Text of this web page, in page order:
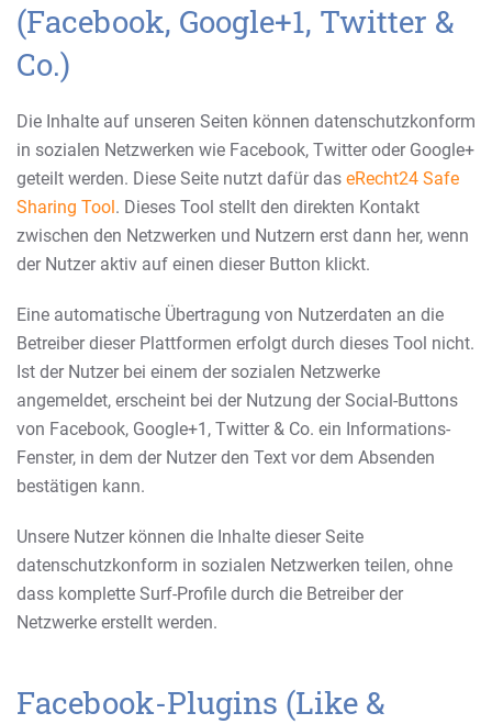
(Facebook, Google+1, Twitter &
Co.)
Die Inhalte auf unseren Seiten können datenschutzkonform
in sozialen Netzwerken wie Facebook, Twitter oder Google+
geteilt werden. Diese Seite nutzt dafür das eRecht24 Safe
Sharing Tool. Dieses Tool stellt den direkten Kontakt
zwischen den Netzwerken und Nutzern erst dann her, wenn
der Nutzer aktiv auf einen dieser Button klickt.
Eine automatische Übertragung von Nutzerdaten an die
Betreiber dieser Plattformen erfolgt durch dieses Tool nicht.
Ist der Nutzer bei einem der sozialen Netzwerke
angemeldet, erscheint bei der Nutzung der Social-Buttons
von Facebook, Google+1, Twitter & Co. ein Informations-
Fenster, in dem der Nutzer den Text vor dem Absenden
bestätigen kann.
Unsere Nutzer können die Inhalte dieser Seite
datenschutzkonform in sozialen Netzwerken teilen, ohne
dass komplette Surf-Profile durch die Betreiber der
Netzwerke erstellt werden.
Facebook-Plugins (Like &